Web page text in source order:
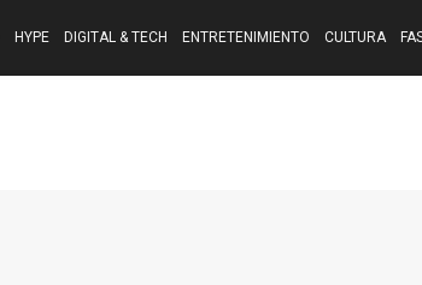
HYPE DIGITAL & TECH ENTRETENIMIENTO CULTURA